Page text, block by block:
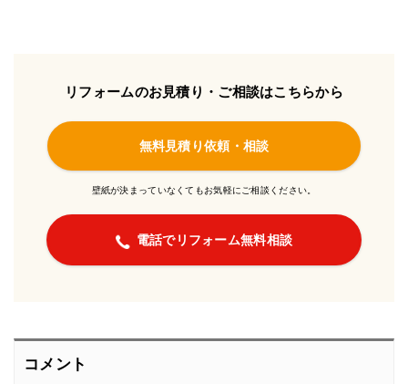
リフォームのお見積り・ご相談はこちらから
無料見積り依頼・相談
壁紙が決まっていなくてもお気軽にご相談ください。
電話でリフォーム無料相談
コメント